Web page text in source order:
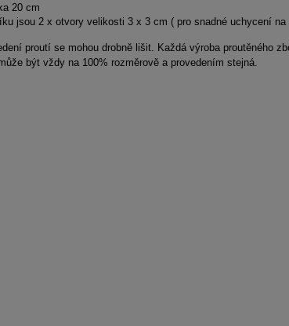
20 cm
jsou 2 x otvory velikosti 3 x 3 cm ( pro snadné uchycení na
proutí se mohou drobně lišit. Každá výroba proutěného
být vždy na 100% rozměrově a provedením stejná.